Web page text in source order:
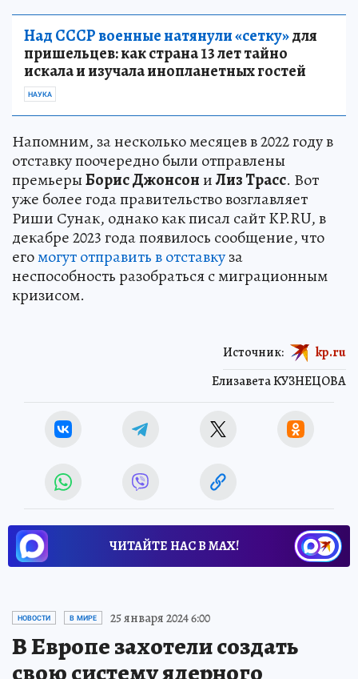
Над СССР военные натянули «сетку»для
пришельцев: как страна 13 лет тайно
искала и изучала инопланетных гостей
НАУКА
Напомним, за несколько месяцев в 2022 году в
отставку поочередно были отправлены
премьерыБорис ДжонсониЛиз Трасс. Вот
уже более года правительство возглавляет
Риши Сунак, однако как писал сайт KP.RU, в
декабре 2023 года появилось сообщение, что
егомогут отправить в отставкуза
неспособность разобраться с миграционным
кризисом.
Елизавета КУЗНЕЦОВА
Источник: kp.ru
ЧИТАЙТЕ НАС В МАХ!
НОВОСТИ В МИРЕ 25 января 2024 6:00
В Европе захотели создать
свою систему ядерного